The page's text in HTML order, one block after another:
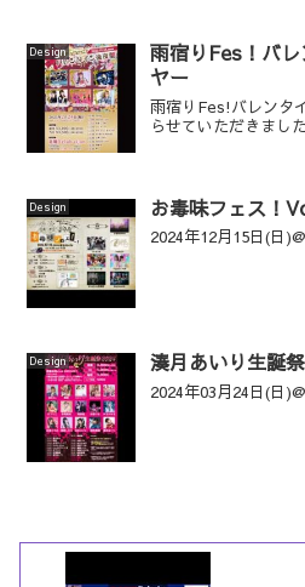
Design
雨宿りFes！バ
ヤー
雨宿りFes!バレンタ
らせていただきまし
Design お毒味フェス！
2024年12月15日(日
Design 湊月あいり生誕
2024年03月24日(日